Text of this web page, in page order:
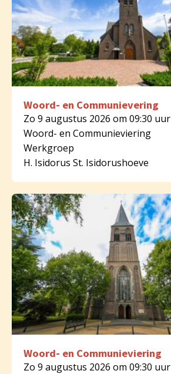
Woord- en Communievering
Zo 9 augustus 2026 om 09:30 uur
Woord- en Communieviering
Werkgroep
H. Isidorus St. Isidorushoeve
Woord- en Communieviering
Zo 9 augustus 2026 om 09:30 uur